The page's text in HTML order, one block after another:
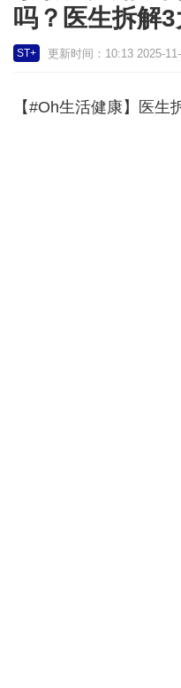
吗？医生拆解
ST+ 更新时间：10:13 2025-
【#Oh生活健康】医